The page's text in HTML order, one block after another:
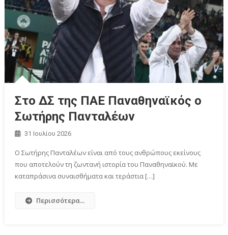
Στο ΔΣ της ΠΑΕ Παναθηναϊκός ο
Σωτήρης Πανταλέων
31 Ιουλίου 2026
Ο Σωτήρης Πανταλέων είναι από τους ανθρώπους εκείνους
που αποτελούν τη ζωντανή ιστορία του Παναθηναϊκού. Με
καταπράσινα συναισθήματα και τεράστια […]
Περισσότερα...